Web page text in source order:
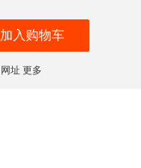
加入购物车
网址 更多